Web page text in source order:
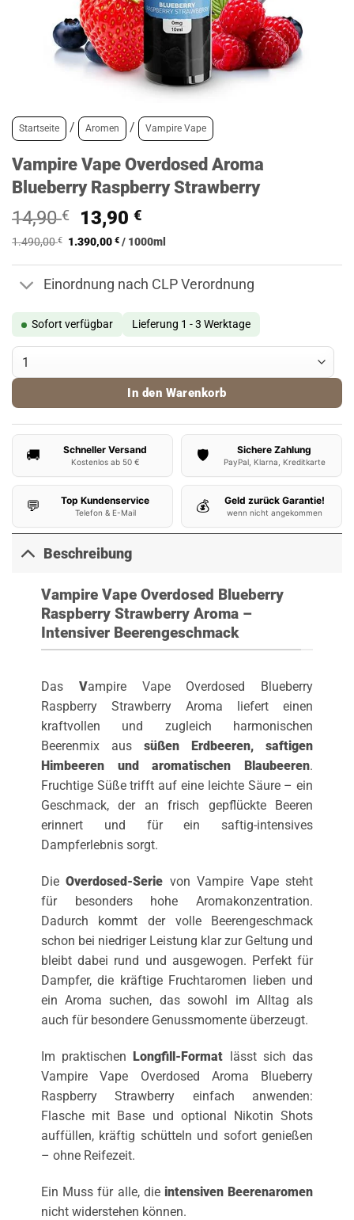
Startseite / Aromen / Vampire Vape
Vampire Vape Overdosed Aroma
Blueberry Raspberry Strawberry
14,90€
Ursprünglicher
Preis
14,90 €
13,90€Aktueller
Preis
13,90 €.
1.490,00€ 1.390,00€ / 1000ml
Einordnung nach CLP Verordnung
Sofort verfügbar Lieferung 1 - 3 Werktage
Vampire Vape Overdosed Aroma Blueberry Raspberry Strawberry
In den Warenkorb
🚚 Schneller Versand
Kostenlos ab 50 € 🛡️ Sichere Zahlung
PayPal, Klarna, Kreditkarte
💬 Top Kundenservice
Telefon & E-Mail 💰 Geld zurück Garantie!
wenn nicht angekommen
Beschreibung
Vampire Vape Overdosed Blueberry
Raspberry Strawberry Aroma –
Intensiver Beerengeschmack
Das Vampire VapeOverdosed Blueberry
Raspberry Strawberry Aroma liefert einen
kraftvollen und zugleich harmonischen
Beerenmix aus süßen Erdbeeren, saftigen
Himbeeren und aromatischen Blaubeeren.
Fruchtige Süße trifft auf eine leichte Säure – ein
Geschmack, der an frisch gepflückte Beeren
erinnert und für ein saftig-intensives
Dampferlebnis sorgt.
DieOverdosed-Serie von Vampire Vape steht
für besonders hohe Aromakonzentration.
Dadurch kommt der volle Beerengeschmack
schon bei niedriger Leistung klar zur Geltung und
bleibt dabei rund und ausgewogen. Perfekt für
Dampfer, die kräftige Fruchtaromen lieben und
ein Aroma suchen, das sowohl im Alltag als
auch für besondere Genussmomente überzeugt.
Im praktischen Longfill-Format lässt sich das
Vampire Vape Overdosed Aroma Blueberry
Raspberry Strawberry einfach anwenden:
Flasche mit Base und optional Nikotin Shots
auffüllen, kräftig schütteln und sofort genießen
– ohne Reifezeit.
Ein Muss für alle, die intensiven Beerenaromen
nicht widerstehen können.